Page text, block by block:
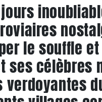
le souffle
ses célèbres